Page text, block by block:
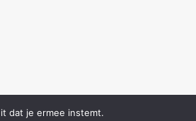
dat je ermee instemt.